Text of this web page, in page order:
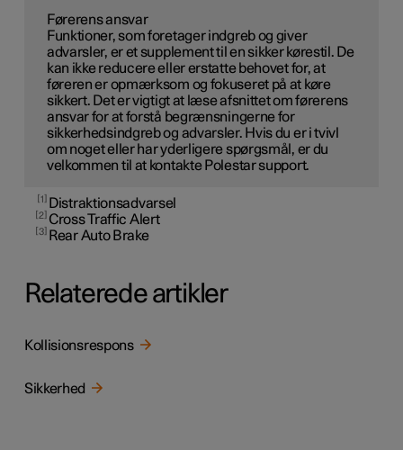
Førerens ansvar
Funktioner, som foretager indgreb og giver
advarsler, er et supplement til en sikker kørestil. De
kan ikke reducere eller erstatte behovet for, at
føreren er opmærksom og fokuseret på at køre
sikkert. Det er vigtigt at læse afsnittet om førerens
ansvar for at forstå begrænsningerne for
sikkerhedsindgreb og advarsler. Hvis du er i tvivl
om noget eller har yderligere spørgsmål, er du
velkommen til at kontakte Polestar support.
1 Distraktionsadvarsel
2 Cross Traffic Alert
3 Rear Auto Brake
Relaterede artikler
Kollisionsrespons
Sikkerhed